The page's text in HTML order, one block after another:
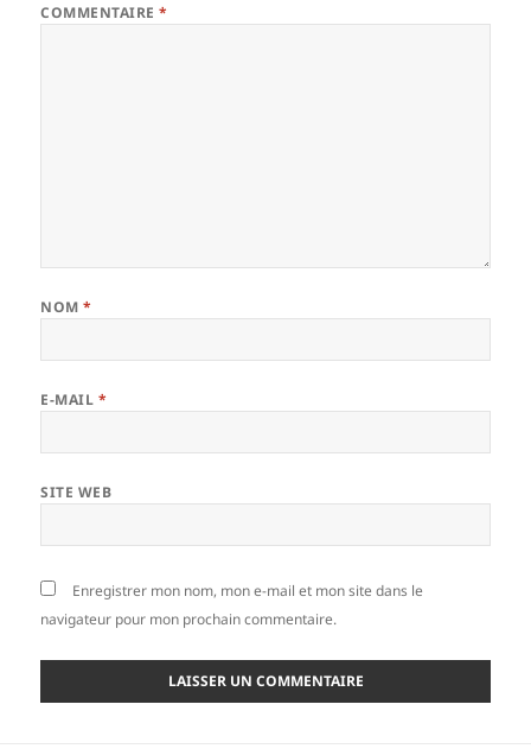
COMMENTAIRE*
NOM*
E-MAIL *
SITE WEB
Enregistrer mon nom, mon e-mail et mon site dans le
navigateur pour mon prochain commentaire.